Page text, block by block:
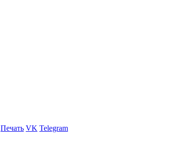
Печать VK Telegram